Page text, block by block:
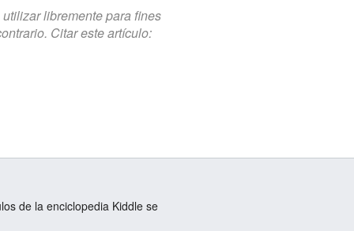
libremente para fines
Citar este artículo:
de la enciclopedia Kiddle se